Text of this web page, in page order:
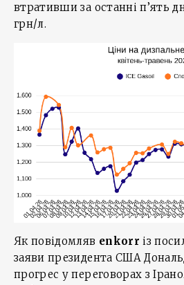
втративши за останні п’ять
грн/л.
Як повідомляв enkorr із
заяви президента США
прогрес у переговорах з